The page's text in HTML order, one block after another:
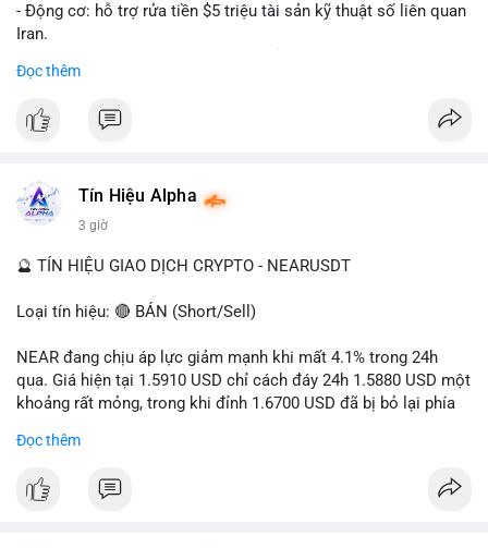
- Động cơ: hỗ trợ rửa tiền $5 triệu tài sản kỹ thuật số liên quan
Iran.
- Tác động: rủi ro cho thị trường crypto, tăng áp lực pháp lý.
#binancesquare
#vlikevn #titanbot
📰 Nguồn: Cointelegraph
Đọc thêm
Tín Hiệu Alpha
3 giờ
🔮 TÍN HIỆU GIAO DỊCH CRYPTO - NEARUSDT
Loại tín hiệu: 🔴 BÁN (Short/Sell)
NEAR đang chịu áp lực giảm mạnh khi mất 4.1% trong 24h
qua. Giá hiện tại 1.5910 USD chỉ cách đáy 24h 1.5880 USD một
khoảng rất mỏng, trong khi đỉnh 1.6700 USD đã bị bỏ lại phía
kiểm soát hoàn toàn. Khối lượng giao dịch 10.29 triệu NEAR
tiếp diễn.
Đọc thêm